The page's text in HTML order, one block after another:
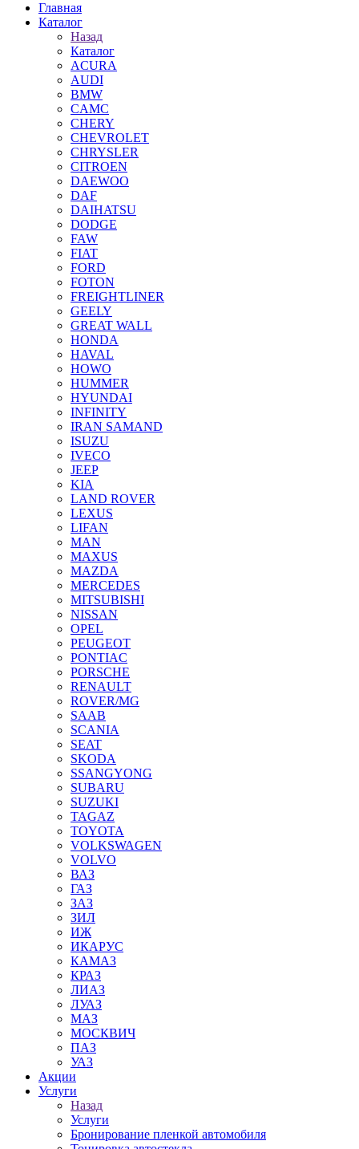
Главная
Каталог
Назад
Каталог
ACURA
AUDI
BMW
CAMC
CHERY
CHEVROLET
CHRYSLER
CITROEN
DAEWOO
DAF
DAIHATSU
DODGE
FAW
FIAT
FORD
FOTON
FREIGHTLINER
GEELY
GREAT WALL
HONDA
HAVAL
HOWO
HUMMER
HYUNDAI
INFINITY
IRAN SAMAND
ISUZU
IVECO
JEEP
KIA
LAND ROVER
LEXUS
LIFAN
MAN
MAXUS
MAZDA
MERCEDES
MITSUBISHI
NISSAN
OPEL
PEUGEOT
PONTIAC
PORSCHE
RENAULT
ROVER/MG
SAAB
SCANIA
SEAT
SKODA
SSANGYONG
SUBARU
SUZUKI
TAGAZ
TOYOTA
VOLKSWAGEN
VOLVO
ВАЗ
ГАЗ
ЗАЗ
ЗИЛ
ИЖ
ИКАРУС
КАМАЗ
КРАЗ
ЛИАЗ
ЛУАЗ
МАЗ
МОСКВИЧ
ПАЗ
УАЗ
Акции
Услуги
Назад
Услуги
Бронирование пленкой автомобиля